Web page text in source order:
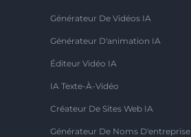
Générateur De Vidéos IA
Générateur D'animation IA
Éditeur Vidéo IA
IA Texte-À-Vidéo
Créateur De Sites Web IA
Générateur De Noms D'entreprise